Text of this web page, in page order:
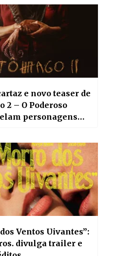
e novo teaser de
2 – O Poderoso
personagens
Ventos Uivantes”:
divulga trailer e